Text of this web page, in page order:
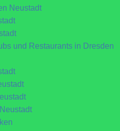
Neustadt
und Restaurants in Dresden